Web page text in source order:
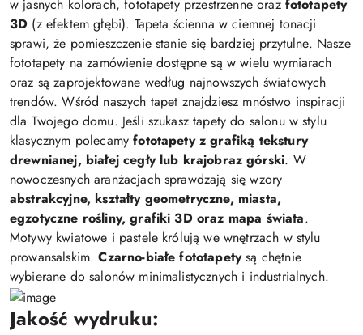
w jasnych kolorach, fototapety przestrzenne oraz fototapety
3D (z efektem głębi). Tapeta ścienna w ciemnej tonacji
sprawi, że pomieszczenie stanie się bardziej przytulne. Nasze
fototapety na zamówienie dostępne są w wielu wymiarach
oraz są zaprojektowane według najnowszych światowych
trendów. Wśród naszych tapet znajdziesz mnóstwo inspiracji
dla Twojego domu. Jeśli szukasz tapety do salonu w stylu
klasycznym polecamyfototapety z grafiką tekstury
drewnianej, białej cegły lub krajobraz górski. W
nowoczesnych aranżacjach sprawdzają się wzory
abstrakcyjne, kształty geometryczne, miasta,
egzotyczne rośliny, grafiki 3D oraz mapa świata.
Motywy kwiatowe i pastele królują we wnętrzach w stylu
prowansalskim.Czarno-białe fototapetysą chętnie
wybierane do salonów minimalistycznych i industrialnych.
Jakość wydruku: